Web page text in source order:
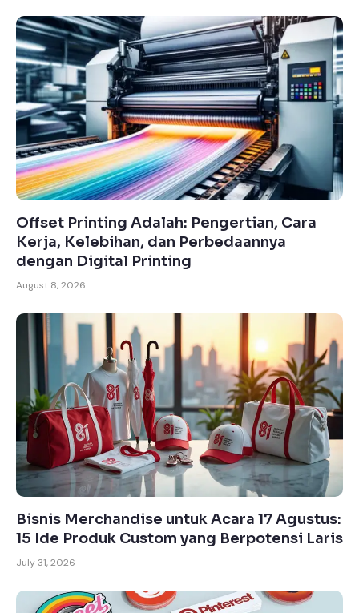
Offset Printing Adalah: Pengertian, Cara
Kerja, Kelebihan, dan Perbedaannya
dengan Digital Printing
August 8, 2026
Bisnis Merchandise untuk Acara 17 Agustus:
15 Ide Produk Custom yang Berpotensi Laris
July 31, 2026